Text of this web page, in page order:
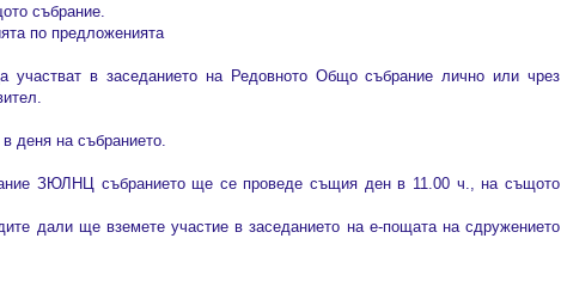
събрание.
по предложенията
участват в заседанието на Редовното Общо събрание лично или чрез
деня на събранието.
ЗЮЛНЦ събранието ще се проведе същия ден в 11.00 ч., на същото
дали ще вземете участие в заседанието на е-пощата на сдружението